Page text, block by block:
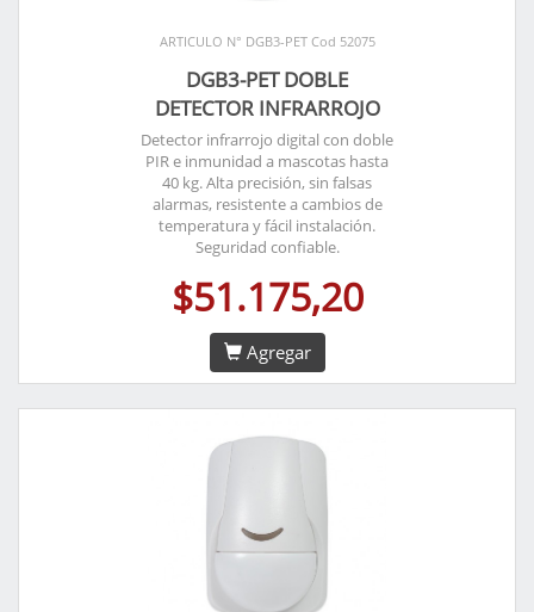
ARTICULO N° DGB3-PET Cod 52075
DGB3-PET DOBLE
DETECTOR INFRARROJO
Detector infrarrojo digital con doble
PIR e inmunidad a mascotas hasta
40 kg. Alta precisión, sin falsas
alarmas, resistente a cambios de
temperatura y fácil instalación.
Seguridad confiable.
$51.175,20
Agregar